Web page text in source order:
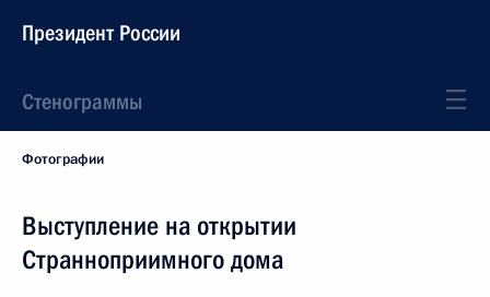
Президент России
Стенограммы
Фотографии
Выступление на открытии
Странноприимного дома